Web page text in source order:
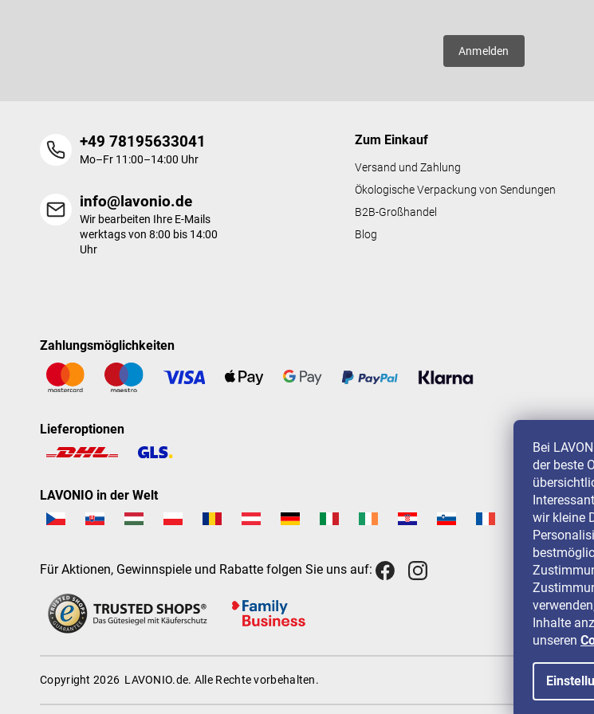
Bei
der beste
wir kleine
Inhalte
unseren
Anmelden
+49 78195633041
Mo–Fr 11:00–14:00 Uhr
info@lavonio.de
Wir bearbeiten Ihre E-Mails
werktags von 8:00 bis 14:00
Uhr
Zum Einkauf
Versand und Zahlung
Ökologische Verpackung von Sendungen
B2B-Großhandel
Blog
Zahlungsmöglichkeiten
Lieferoptionen
LAVONIO in der Welt
Für Aktionen, Gewinnspiele und Rabatte folgen Sie uns auf:
Copyright 2026 LAVONIO.de. Alle Rechte vorbehalten.